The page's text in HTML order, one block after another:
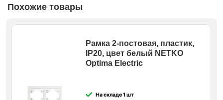
Похожие товары
Рамка 2-постовая, пластик,
IP20, цвет белый NETKO
Optima Electric
На складе 1 шт